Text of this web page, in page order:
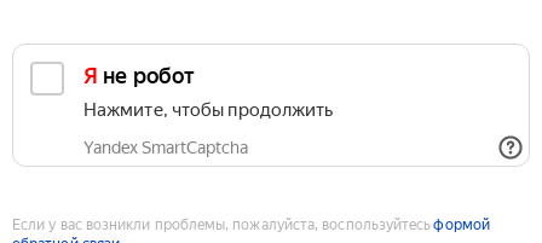
Я не робот
Нажмите, чтобы продолжить
Yandex SmartCaptcha
Если у вас возникли проблемы, пожалуйста, воспользуйтесьформой